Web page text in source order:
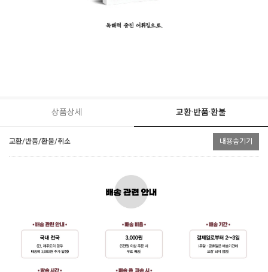
상품상세 교환·반품·환불
교환/반품/환불/취소 내용숨기기